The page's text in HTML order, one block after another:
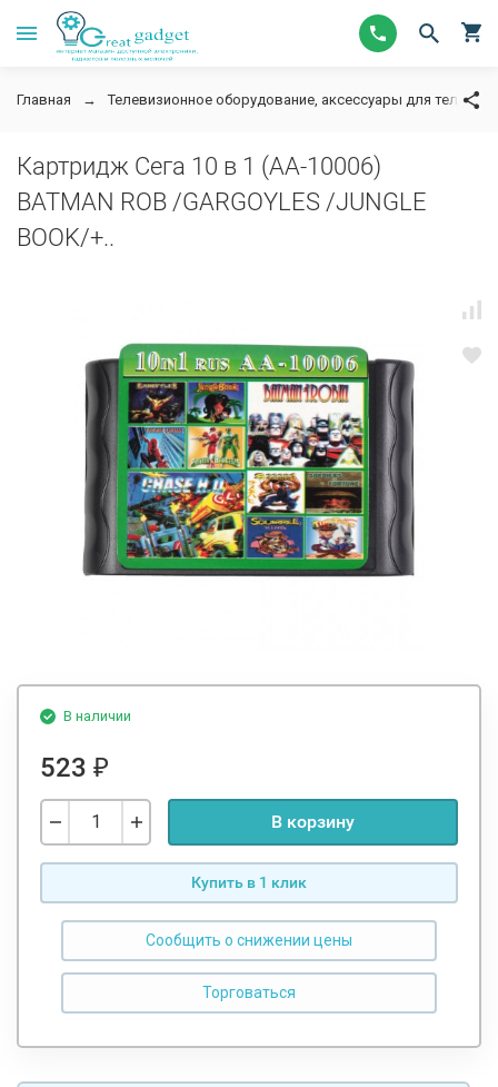
Главная Телевизионное оборудование, аксессуары для
Картридж Сега 10 в 1 (AA-10006)
BATMAN ROB /GARGOYLES /JUNGLE
BOOK/+..
В наличии
523 ₽
В корзину
Купить в 1 клик
Сообщить о снижении цены